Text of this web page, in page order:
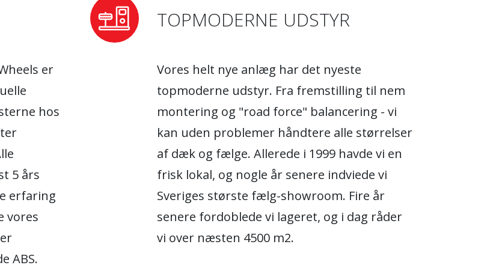
er
hos
5 års
erfaring
vores
ABS.
TOPMODERNE UDSTYR
Vores helt nye anlæg har det nyeste
topmoderne udstyr. Fra fremstilling til nem
montering og "road force" balancering - vi
kan uden problemer håndtere alle størrelser
af dæk og fælge. Allerede i 1999 havde vi en
frisk lokal, og nogle år senere indviede vi
Sveriges største fælg-showroom. Fire år
senere fordoblede vi lageret, og i dag råder
vi over næsten 4500 m2.